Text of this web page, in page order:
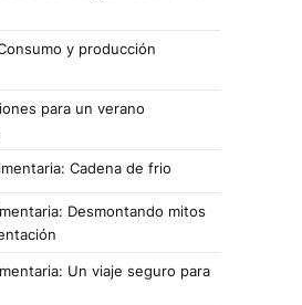
y producción
para un verano
Cadena de frio
Desmontando mitos
Un viaje seguro para